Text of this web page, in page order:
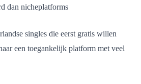
dan nicheplatforms
singles die eerst gratis willen
een toegankelijk platform met veel